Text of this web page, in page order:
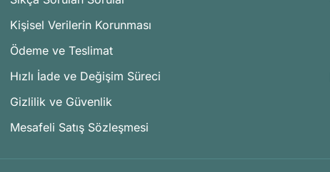
Kişisel Verilerin Korunması
Ödeme ve Teslimat
Hızlı İade ve Değişim Süreci
Gizlilik ve Güvenlik
Mesafeli Satış Sözleşmesi